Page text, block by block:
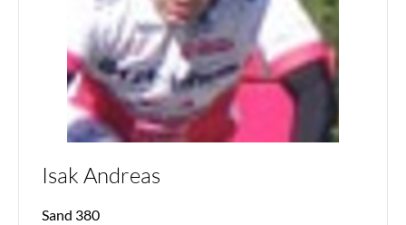
Isak Andreas
Sand 380